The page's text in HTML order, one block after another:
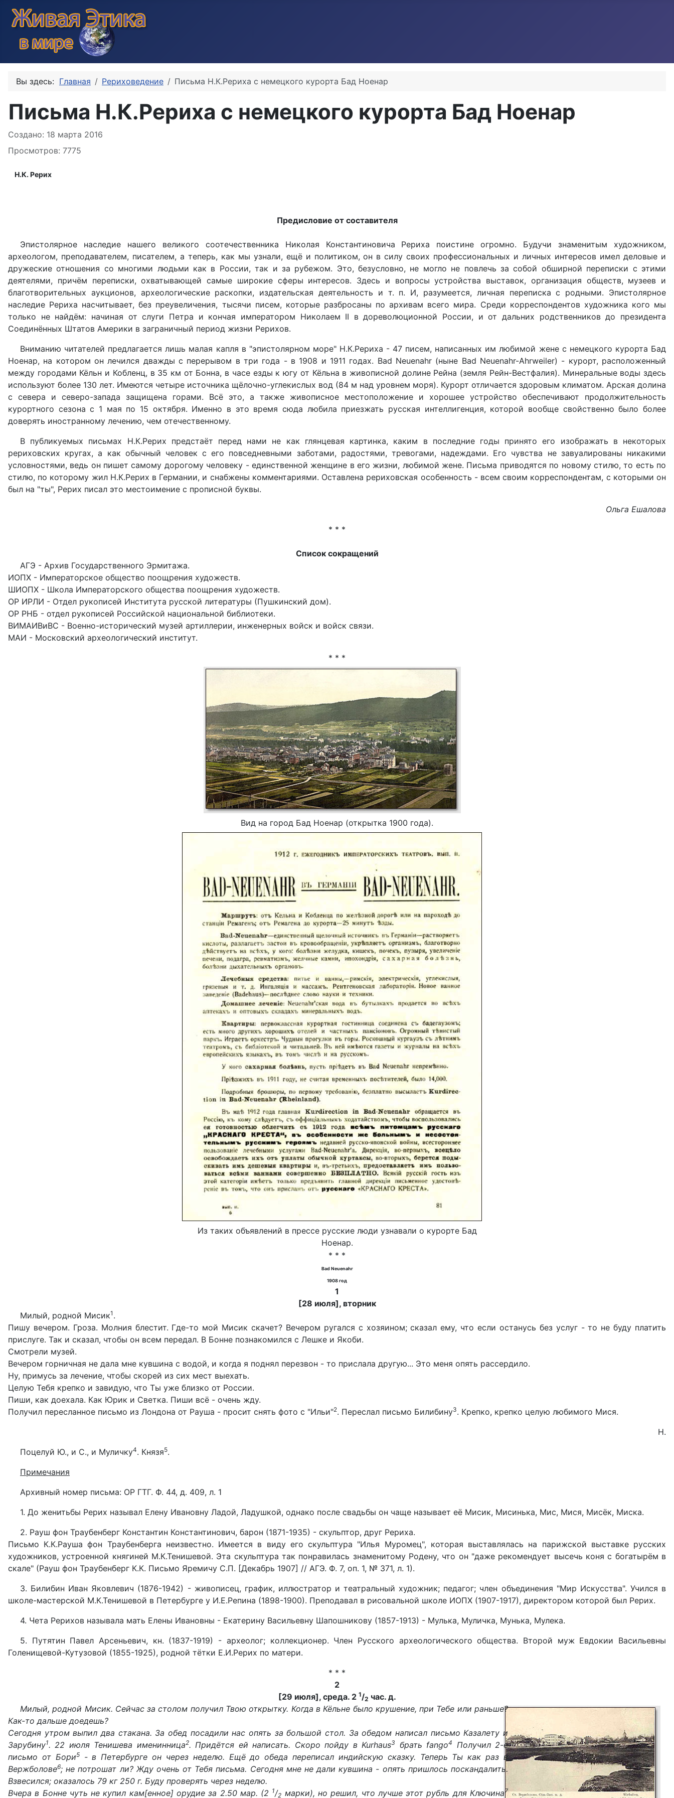
Вы здесь: Главная Рериховедение Письма Н.К.Рериха с немецкого курорта Бад Ноенар
Письма Н.К.Рериха с немецкого курорта Бад Ноенар
Информация о материале
Создано: 18 марта 2016
Просмотров: 7775
Н.К. Рерих
Предисловие от составителя
Эпистолярное наследие нашего великого соотечественника Николая Константиновича Рериха поистине огромно. Будучи знаменитым художником,
археологом, преподавателем, писателем, а теперь, как мы узнали, ещё и политиком, он в силу своих профессиональных и личных интересов имел деловые и
дружеские отношения со многими людьми как в России, так и за рубежом. Это, безусловно, не могло не повлечь за собой обширной переписки с этими
деятелями, причём переписки, охватывающей самые широкие сферы интересов. Здесь и вопросы устройства выставок, организация обществ, музеев и
благотворительных аукционов, археологические раскопки, издательская деятельность и т. п. И, разумеется, личная переписка с родными. Эпистолярное
наследие Рериха насчитывает, без преувеличения, тысячи писем, которые разбросаны по архивам всего мира. Среди корреспондентов художника кого мы
только не найдём: начиная от слуги Петра и кончая императором Николаем II в дореволюционной России, и от дальних родственников до президента
Соединённых Штатов Америки в заграничный период жизни Рерихов.
Вниманию читателей предлагается лишь малая капля в "эпистолярном море" Н.К.Рериха - 47 писем, написанных им любимой жене с немецкого курорта Бад
Ноенар, на котором он лечился дважды с перерывом в три года - в 1908 и 1911 годах. Bad Neuenahr (ныне Bad Neuenahr-Ahrweiler) - курорт, расположенный
между городами Кёльн и Кобленц, в 35 км от Бонна, в часе езды к югу от Кёльна в живописной долине Рейна (земля Рейн-Вестфалия). Минеральные воды здесь
используют более 130 лет. Имеются четыре источника щёлочно-углекислых вод (84 м над уровнем моря). Курорт отличается здоровым климатом. Арская долина
с севера и северо-запада защищена горами. Всё это, а также живописное местоположение и хорошее устройство обеспечивают продолжительность
курортного сезона с 1 мая по 15 октября. Именно в это время сюда любила приезжать русская интеллигенция, которой вообще свойственно было более
доверять иностранному лечению, чем отечественному.
В публикуемых письмах Н.К.Рерих предстаёт перед нами не как глянцевая картинка, каким в последние годы принято его изображать в некоторых
рериховских кругах, а как обычный человек с его повседневными заботами, радостями, тревогами, надеждами. Его чувства не завуалированы никакими
условностями, ведь он пишет самому дорогому человеку - единственной женщине в его жизни, любимой жене. Письма приводятся по новому стилю, то есть по
стилю, по которому жил Н.К.Рерих в Германии, и снабжены комментариями. Оставлена рериховская особенность - всем своим корреспондентам, с которыми он
был на "ты", Рерих писал это местоимение с прописной буквы.
Ольга Ешалова
* * *
Список сокращений
АГЭ - Архив Государственного Эрмитажа.
ИОПХ - Императорское общество поощрения художеств.
ШИОПХ - Школа Императорского общества поощрения художеств.
ОР ИРЛИ - Отдел рукописей Института русской литературы (Пушкинский дом).
ОР РНБ - отдел рукописей Российской национальной библиотеки.
ВИМАИВиВС - Военно-исторический музей артиллерии, инженерных войск и войск связи.
МАИ - Московский археологический институт.
* * *
Вид на город Бад Ноенар (открытка 1900 года).
Из таких объявлений в прессе русские люди узнавали о курорте Бад
Ноенар.
* * *
Bad Neuenahr
1908 год
1
[28 июля], вторник
Милый, родной Мисик1 .
Пишу вечером. Гроза. Молния блестит. Где-то мой Мисик скачет? Вечером ругался с хозяином; сказал ему, что если останусь без услуг - то не буду платить
прислуге. Так и сказал, чтобы он всем передал. В Бонне познакомился с Лешке и Якоби.
Смотрели музей.
Вечером горничная не дала мне кувшина с водой, и когда я поднял перезвон - то прислала другую... Это меня опять рассердило.
Ну, примусь за лечение, чтобы скорей из сих мест выехать.
Целую Тебя крепко и завидую, что Ты уже близко от России.
Пиши, как доехала. Как Юрик и Светка. Пиши всё - очень жду.
Получил пересланное письмо из Лондона от Рауша - просит снять фото с "Ильи"2. Переслал письмо Билибину3. Крепко, крепко целую любимого Мися.
Н.
Поцелуй Ю., и С., и Муличку4. Князя5.
Примечания
Архивный номер письма: ОР ГТГ. Ф. 44, д. 409, л. 1
1. До женитьбы Рерих называл Елену Ивановну Ладой, Ладушкой, однако после свадьбы он чаще называет её Мисик, Мисинька, Мис, Мися, Мисёк, Миска.
2. Рауш фон Траубенберг Константин Константинович, барон (1871-1935) - скульптор, друг Рериха.
Письмо К.К.Рауша фон Траубенберга неизвестно. Имеется в виду его скульптура "Илья Муромец", которая выставлялась на парижской выставке русских
художников, устроенной княгиней М.К.Тенишевой. Эта скульптура так понравилась знаменитому Родену, что он "даже рекомендует высечь коня с богатырём в
скале" (Рауш фон Траубенберг К.К. Письмо Яремичу С.П. [Декабрь 1907] // АГЭ. Ф. 7, оп. 1, № 371, л. 1).
3. Билибин Иван Яковлевич (1876-1942) - живописец, график, иллюстратор и театральный художник; педагог; член объединения "Мир Искусства". Учился в
школе-мастерской М.К.Тенишевой в Петербурге у И.Е.Репина (1898-1900). Преподавал в рисовальной школе ИОПХ (1907-1917), директором которой был Рерих.
4. Чета Рерихов называла мать Елены Ивановны - Екатерину Васильевну Шапошникову (1857-1913) - Мулька, Муличка, Мунька, Мулека.
5. Путятин Павел Арсеньевич, кн. (1837-1919) - археолог; коллекционер. Член Русского археологического общества. Второй муж Евдокии Васильевны
Голенищевой-Кутузовой (1855-1925), родной тётки Е.И.Рерих по матери.
* * *
2
[29 июля], среда. 2 1/2 час. д.
Милый, родной Мисик. Сейчас за столом получил Твою открытку. Когда в Кёльне было крушение, при Тебе или раньше?
Как-то дальше доедешь?
Сегодня утром выпил два стакана. За обед посадили нас опять за большой стол. За обедом написал письмо Казалету и
Зарубину1. 22 июля Тенишева именинница2. Придётся ей написать. Скоро пойду в Kurhaus3 брать fango4
Получил 2-е
письмо от Бори5- в Петербурге он через неделю. Ещё до обеда переписал индийскую сказку. Теперь Ты как раз в
Вержболове6; не потрошат ли? Жду очень от Тебя письма. Сегодня мне не дали кувшина - опять пришлось поскандалить.
Взвесился; оказалось 79 кг 250 г. Буду проверять через неделю.
Вчера в Бонне чуть не купил кам[енное] орудие за 2.50 мар. (2 1/2 марки), но решил, что лучше этот рубль для Ключина7